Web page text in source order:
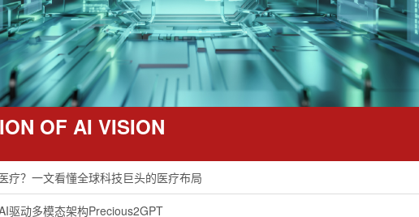
：6项策略让CAR-T更高效
中的当前进展和未来展望